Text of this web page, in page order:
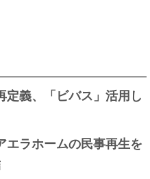
義、「ビバス」活用し
エラホームの民事再生を